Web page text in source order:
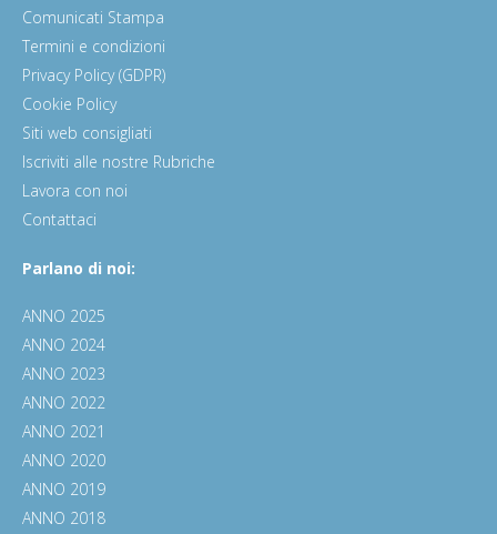
Comunicati Stampa
Termini e condizioni
Privacy Policy (GDPR)
Cookie Policy
Siti web consigliati
Iscriviti alle nostre Rubriche
Lavora con noi
Contattaci
Parlano di noi:
ANNO 2025
ANNO 2024
ANNO 2023
ANNO 2022
ANNO 2021
ANNO 2020
ANNO 2019
ANNO 2018